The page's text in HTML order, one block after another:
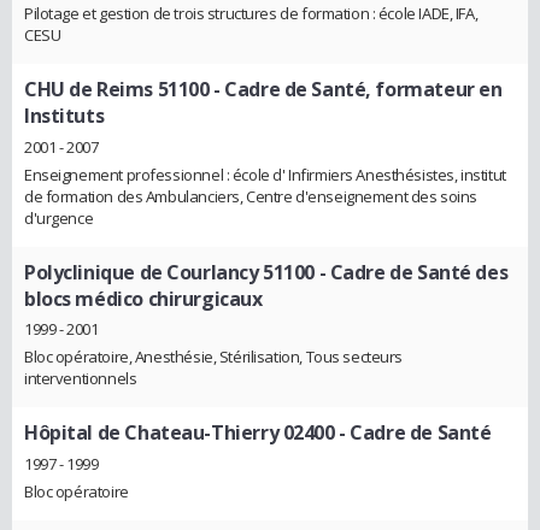
Pilotage et gestion de trois structures de formation : école IADE, IFA,
CESU
CHU de Reims 51100- Cadre de Santé, formateur en
Instituts
2001 - 2007
Enseignement professionnel : école d' Infirmiers Anesthésistes, institut
de formation des Ambulanciers, Centre d'enseignement des soins
d'urgence
Polyclinique de Courlancy 51100- Cadre de Santé des
blocs médico chirurgicaux
1999 - 2001
Bloc opératoire, Anesthésie, Stérilisation, Tous secteurs
interventionnels
Hôpital de Chateau-Thierry 02400- Cadre de Santé
1997 - 1999
Bloc opératoire